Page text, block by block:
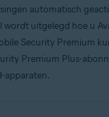
automatisch
wordt uitgelegd hoe u
Security Premium
Premium Plus-
apparaten.